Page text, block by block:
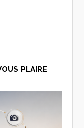
PLAIRE